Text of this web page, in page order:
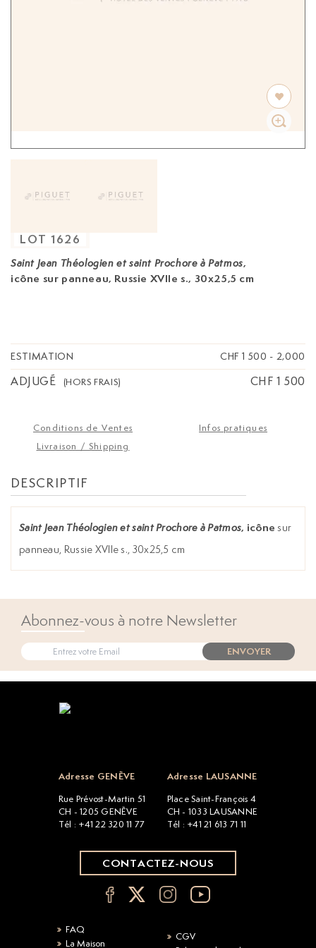
Saint Jean Théologien et saint Prochore à Patmos,
icône sur panneau, Russie XVIIe s., 30x25,5 cm
LOT 1626
ESTIMATION CHF 1 500 - 2,000
ADJUGÉ (HORS FRAIS) CHF 1 500
Conditions de Ventes
Infos pratiques
Livraison / Shipping
DESCRIPTIF
Saint Jean Théologien et saint Prochore à Patmos, icône sur
panneau, Russie XVIIe s., 30x25,5 cm
Abonnez-vous à notre Newsletter
ENVOYER
Adresse GENÈVE
Rue Prévost-Martin 51
CH - 1205 GENÈVE
Tél : +41 22 320 11 77
Adresse LAUSANNE
Place Saint-François 4
CH - 1033 LAUSANNE
Tél : +41 21 613 71 11
CONTACTEZ-NOUS
FAQ
La Maison
CGV